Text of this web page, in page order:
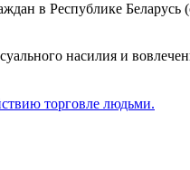
в Республике
насилия и
торговле людьми.